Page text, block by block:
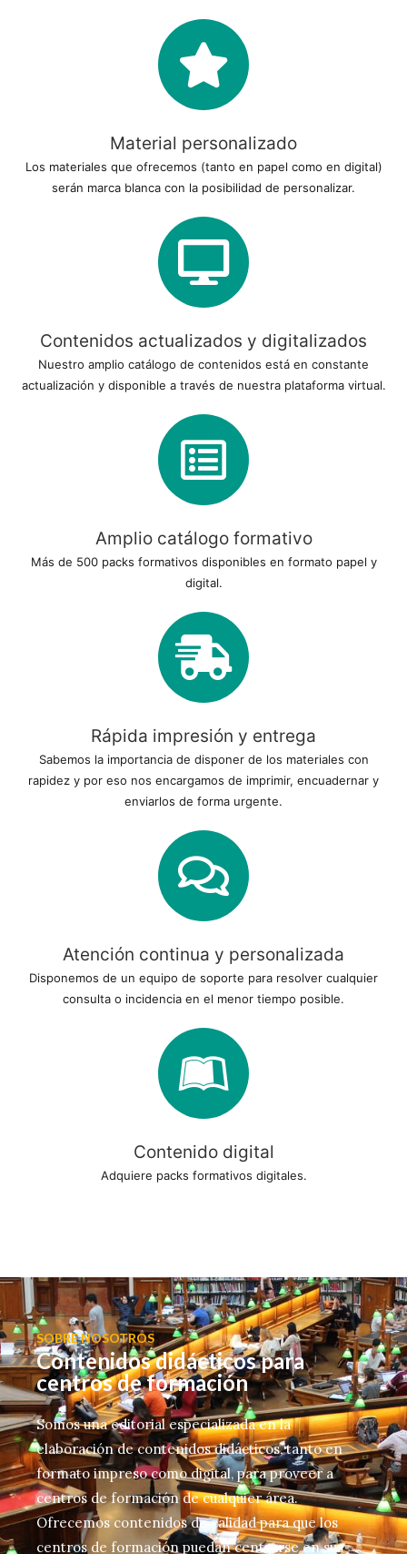
Material personalizado
Los materiales que ofrecemos (tanto en papel como en digital)
serán marca blanca con la posibilidad de personalizar.
Contenidos actualizados y digitalizados
Nuestro amplio catálogo de contenidos está en constante
actualización y disponible a través de nuestra plataforma virtual.
Amplio catálogo formativo
Más de 500 packs formativos disponibles en formato papel y
digital.
Rápida impresión y entrega
Sabemos la importancia de disponer de los materiales con
rapidez y por eso nos encargamos de imprimir, encuadernar y
enviarlos de forma urgente.
Atención continua y personalizada
Disponemos de un equipo de soporte para resolver cualquier
consulta o incidencia en el menor tiempo posible.
Contenido digital
Adquiere packs formativos digitales.
SOBRE NOSOTROS
Contenidos didácticos para
centros de formación
Somos una editorial especializada en la
elaboración de contenidos didácticos, tanto en
formato impreso como digital, para proveer a
centros de formación de cualquier área.
Ofrecemos contenidos de calidad para que los
centros de formación puedan centrarse en sus